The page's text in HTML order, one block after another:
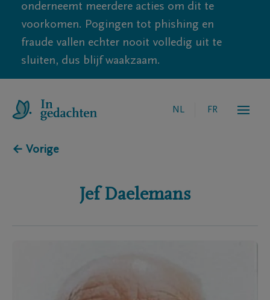
onderneemt meerdere acties om dit te
voorkomen. Pogingen tot phishing en
fraude vallen echter nooit volledig uit te
sluiten, dus blijf waakzaam.
NL FR
← Vorige
Jef Daelemans